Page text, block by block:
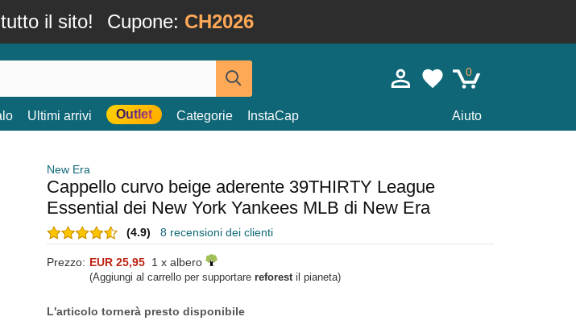
il sito! Cupone: CH2026
0
Ultimi arrivi Outlet Categorie InstaCap Aiuto
New Era
Cappello curvo beige aderente 39THIRTY League
Essential dei New York Yankees MLB di New Era
(4.9) 8 recensioni dei clienti
Prezzo: EUR 25,95 1 x albero
(Aggiungi al carrello per supportare reforestil pianeta)
L'articolo tornerà presto disponibile